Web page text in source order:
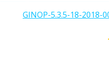
GINOP-5.3.5-18-